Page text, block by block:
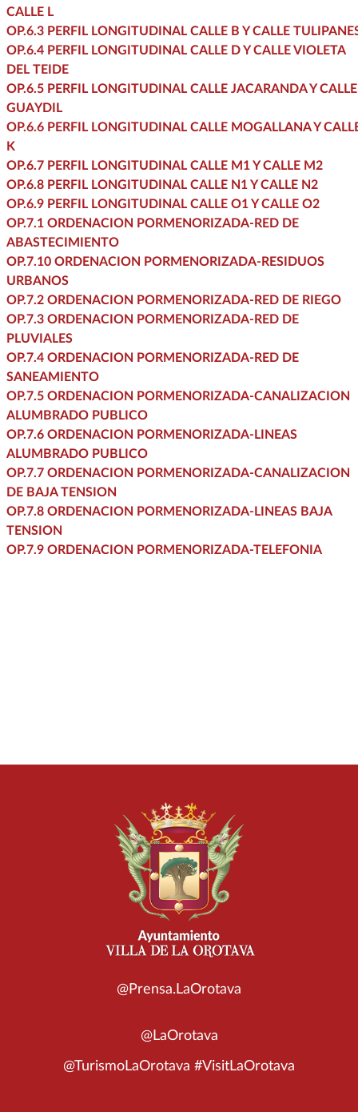
CALLE L
OP.6.3 PERFIL LONGITUDINAL CALLE B Y CALLE
OP.6.4 PERFIL LONGITUDINAL CALLE D Y CALLE VIOLETA
DEL TEIDE
OP.6.5 PERFIL LONGITUDINAL CALLE JACARANDA Y CALLE
GUAYDIL
OP.6.6 PERFIL LONGITUDINAL CALLE MOGALLANA Y
K
OP.6.7 PERFIL LONGITUDINAL CALLE M1 Y CALLE M2
OP.6.8 PERFIL LONGITUDINAL CALLE N1 Y CALLE N2
OP.6.9 PERFIL LONGITUDINAL CALLE O1 Y CALLE O2
OP.7.1 ORDENACION PORMENORIZADA-RED DE
ABASTECIMIENTO
OP.7.10 ORDENACION PORMENORIZADA-RESIDUOS
URBANOS
OP.7.2 ORDENACION PORMENORIZADA-RED DE RIEGO
OP.7.3 ORDENACION PORMENORIZADA-RED DE
PLUVIALES
OP.7.4 ORDENACION PORMENORIZADA-RED DE
SANEAMIENTO
OP.7.5 ORDENACION PORMENORIZADA-CANALIZACION
ALUMBRADO PUBLICO
OP.7.6 ORDENACION PORMENORIZADA-LINEAS
ALUMBRADO PUBLICO
OP.7.7 ORDENACION PORMENORIZADA-CANALIZACION
DE BAJA TENSION
OP.7.8 ORDENACION PORMENORIZADA-LINEAS BAJA
TENSION
OP.7.9 ORDENACION PORMENORIZADA-TELEFONIA
@Prensa.LaOrotava
@LaOrotava
@TurismoLaOrotava #VisitLaOrotava